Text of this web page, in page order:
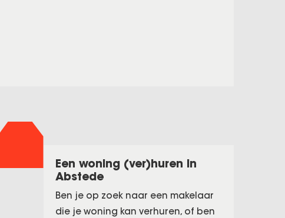
Een woning (ver)huren in
Abstede
Ben je op zoek naar een makelaar
die je woning kan verhuren, of ben